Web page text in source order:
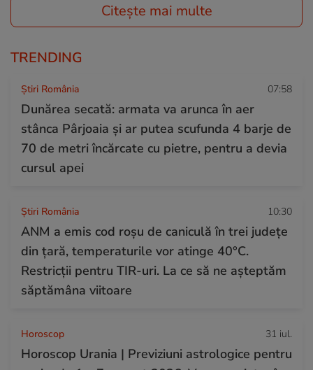
Citește mai multe
TRENDING
Știri România 07:58
Dunărea secată: armata va arunca în aer
stânca Pârjoaia și ar putea scufunda 4 barje de
70 de metri încărcate cu pietre, pentru a devia
cursul apei
Știri România 10:30
ANM a emis cod roșu de caniculă în trei județe
din țară, temperaturile vor atinge 40°C.
Restricții pentru TIR-uri. La ce să ne așteptăm
săptămâna viitoare
Horoscop 31 iul.
Horoscop Urania | Previziuni astrologice pentru